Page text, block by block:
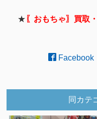
★ 〖おもちゃ〗買取
Facebook
同カテ